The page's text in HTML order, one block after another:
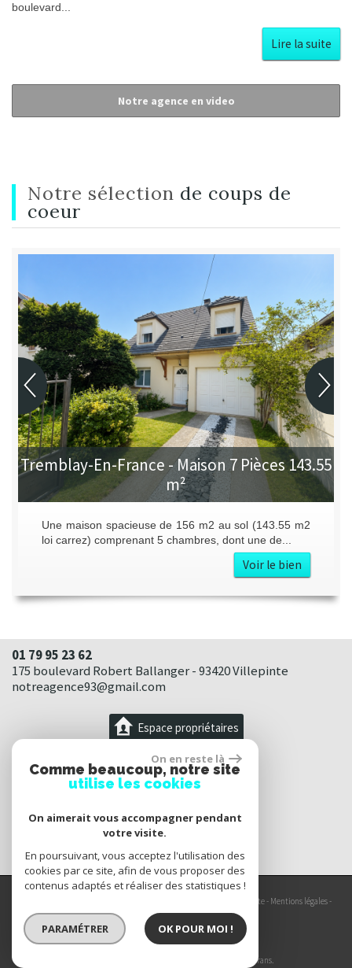
boulevard...
Lire la suite
Notre agence en video
Notre sélection de coups de
coeur
- Maison 7 Pièces 143.55
de 156 m2 au sol (143.55 m2
5 chambres, dont une de...
Villepinte -
Appartement de 75
de 60 m². Entrée,
01 79 95 23 62
175 boulevard Robert Ballanger - 93420 Villepinte
notreagence93@gmail.com
Espace propriétaires
Plan du site- Mentions légales-
Partenaires-Admin-Politique RGPD
un seul site adaptable à tous les types d'écrans.
On en reste là
Comme beaucoup, notre site
utilise les cookies
On aimerait vous accompagner pendant
votre visite.
En poursuivant, vous acceptez l'utilisation des
cookies par ce site, afin de vous proposer des
contenus adaptés et réaliser des statistiques !
PARAMÉTRER OK POUR MOI !